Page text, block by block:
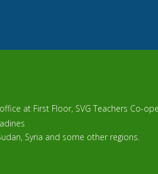
at First Floor, SVG Teachers Co-
Syria and some other regions.